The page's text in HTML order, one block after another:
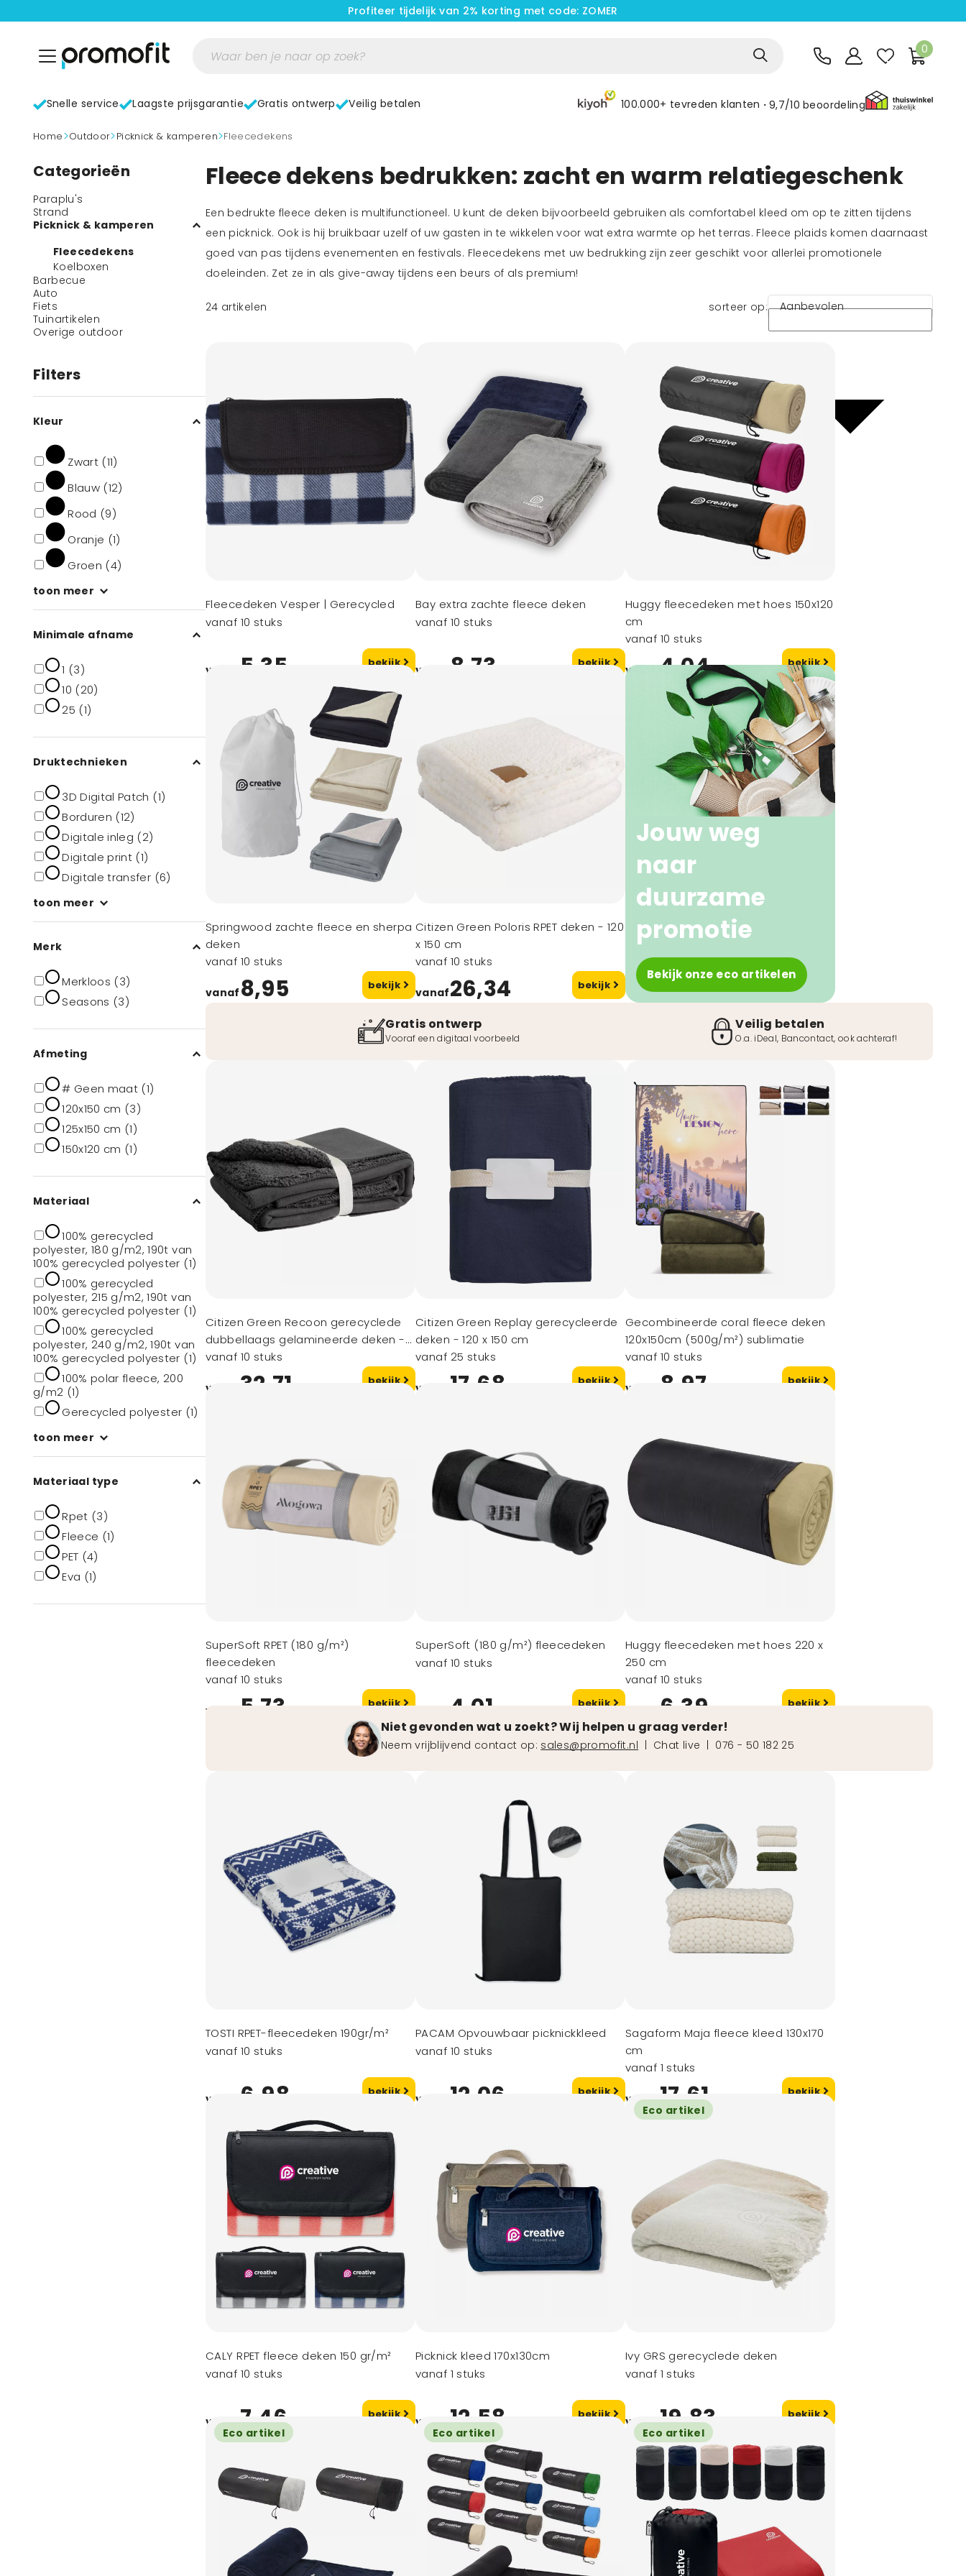
Profiteer tijdelijk van 2% korting met code: ZOMER
0
Snelle service Laagste prijsgarantie Gratis ontwerp Veilig betalen 100.000+ tevreden klanten 9,7/10 beoordeling
home> Outdoor> Picknick & kamperen> Fleecedekens
Categorieën
Paraplu's
Strand
Picknick & kamperen
Fleecedekens
Koelboxen
Barbecue
Auto
Fiets
Tuinartikelen
Overige outdoor
Filters
Kleur
Zwart (11)
Blauw (12)
Rood (9)
Oranje (1)
Groen (4)
toon meer
Minimale afname
1 (3)
10 (20)
25 (1)
Druktechnieken
3D Digital Patch (1)
Borduren (12)
Digitale inleg (2)
Digitale print (1)
Digitale transfer (6)
toon meer
Merk
Merkloos (3)
Seasons (3)
Afmeting
# Geen maat (1)
120x150 cm (3)
125x150 cm (1)
150x120 cm (1)
Materiaal
100% gerecycled
polyester, 180 g/m2, 190t van
100% gerecycled polyester (1)
100% gerecycled
polyester, 215 g/m2, 190t van
100% gerecycled polyester (1)
100% gerecycled
polyester, 240 g/m2, 190t van
100% gerecycled polyester (1)
100% polar fleece, 200
g/m2 (1)
Gerecycled polyester (1)
toon meer
Materiaal type
Rpet (3)
Fleece (1)
PET (4)
Eva (1)
Fleece dekens bedrukken: zacht en warm relatiegeschenk
Een bedrukte fleece deken is multifunctioneel. U kunt de deken bijvoorbeeld gebruiken als comfortabel kleed om op te zitten tijdens
een picknick. Ook is hij bruikbaar uzelf of uw gasten in te wikkelen voor wat extra warmte op het terras. Fleece plaids komen daarnaast
goed van pas tijdens evenementen en festivals. Fleecedekens met uw bedrukking zijn zeer geschikt voor allerlei promotionele
doeleinden. Zet ze in als give-away tijdens een beurs of als premium!
24 artikelen sorteer op: Aanbevolen
Fleecedeken Vesper | Gerecycled
vanaf 10 stuks
vanaf 5,35 bekijk
Bay extra zachte fleece deken
vanaf 10 stuks
vanaf 8,73 bekijk
Huggy fleecedeken met hoes 150x120
cm
vanaf 10 stuks
vanaf 4,04 bekijk
Springwood zachte fleece en sherpa
deken
vanaf 10 stuks
vanaf 8,95 bekijk
Citizen Green Poloris RPET deken - 120
x 150 cm
vanaf 10 stuks
vanaf26,34 bekijk
Jouw weg
naar
duurzame
promotie
Bekijk onze eco artikelen
Gratis ontwerp
Vooraf een digitaal voorbeeld
Veilig betalen
O.a. iDeal, Bancontact, ook achteraf!
Citizen Green Recoon gerecyclede
dubbellaags gelamineerde deken -
120 x 150 cm
vanaf 10 stuks
vanaf 32,71 bekijk
Citizen Green Replay gerecycleerde
deken - 120 x 150 cm
vanaf 25 stuks
vanaf 17,68 bekijk
Gecombineerde coral fleece deken
120x150cm (500g/m²) sublimatie
vanaf 10 stuks
vanaf 8,97 bekijk
SuperSoft RPET (180 g/m²)
fleecedeken
vanaf 10 stuks
vanaf 5,73 bekijk
SuperSoft (180 g/m²) fleecedeken
vanaf 10 stuks
4,01 bekijk
Huggy fleecedeken met hoes 220 x
250 cm
vanaf 10 stuks
6,39 bekijk
Niet gevonden wat u zoekt? Wij helpen u graag verder!
Neem vrijblijvend contact op: sales@promofit.nl Chat live 076 - 50 182 25
TOSTI RPET-fleecedeken 190gr/m²
vanaf 10 stuks
vanaf 6,98 bekijk
PACAM Opvouwbaar picknickkleed
vanaf 10 stuks
vanaf 12,06 bekijk
Sagaform Maja fleece kleed 130x170
cm
vanaf 1 stuks
vanaf17,61 bekijk
CALY RPET fleece deken 150 gr/m²
vanaf 10 stuks
vanaf7,46 bekijk
Picknick kleed 170x130cm
vanaf 1 stuks
vanaf12,58 bekijk
Eco artikel
Ivy GRS gerecyclede deken
vanaf 1 stuks
vanaf19,83 bekijk
Eco artikel Eco artikel Eco artikel